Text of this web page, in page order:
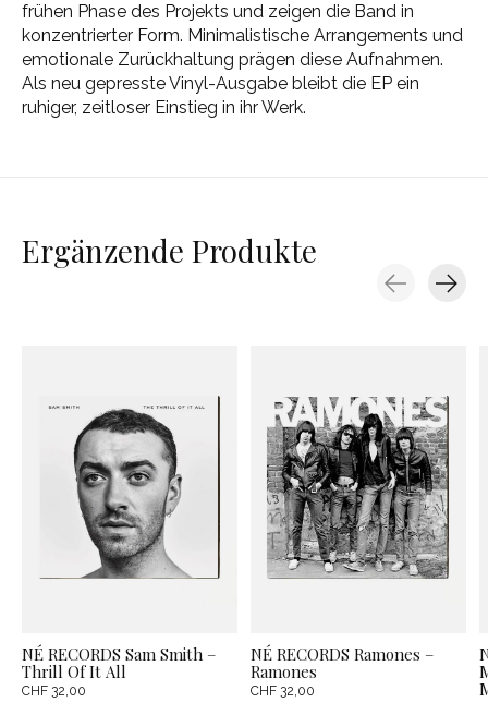
frühen Phase des Projekts und zeigen die Band in
konzentrierter Form. Minimalistische Arrangements und
emotionale Zurückhaltung prägen diese Aufnahmen.
Als neu gepresste Vinyl-Ausgabe bleibt die EP ein
ruhiger, zeitloser Einstieg in ihr Werk.
Ergänzende Produkte
NÉ RECORDS Sam Smith –
Thrill Of It All
CHF 32,00
NÉ RECORDS Ramones –
Ramones
CHF 32,00